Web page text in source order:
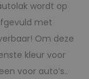
wordt op
met
Om deze
kleur voor
voor auto’s..